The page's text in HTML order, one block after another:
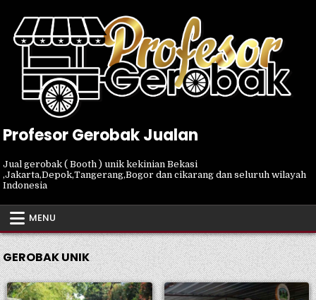
content
Profesor Gerobak Jualan
Jual gerobak ( Booth ) unik kekinian Bekasi
,Jakarta,Depok,Tangerang,Bogor dan cikarang dan seluruh wilayah
Indonesia
MENU
GEROBAK UNIK